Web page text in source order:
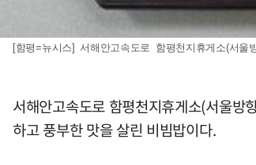
[함평=뉴시스] 서해안고속도로 함평천지휴게소(서
서해안고속도로 함평천지휴게소(서울방
하고 풍부한 맛을 살린 비빔밥이다.